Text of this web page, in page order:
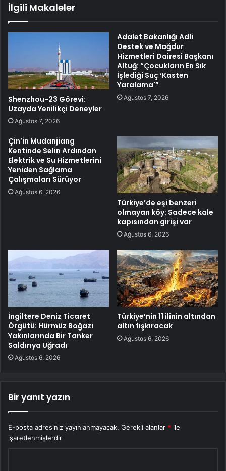
İlgili Makaleler
Shenzhou-23 Görevi:
Uzayda Yenilikçi Deneyler
Ağustos 7, 2026
Adalet Bakanlığı Adli
Destek ve Mağdur
Hizmetleri Dairesi Başkanı
Altuğ: “Çocukların En Sık
İşlediği Suç ‘Kasten
Yaralama'”
Ağustos 7, 2026
Çin’in Mudanjiang
Kentinde Selin Ardından
Elektrik ve Su Hizmetlerini
Yeniden Sağlama
Çalışmaları Sürüyor
Ağustos 6, 2026
Türkiye’de eşi benzeri
olmayan köy: Sadece kale
kapısından girişi var
Ağustos 6, 2026
İngiltere Deniz Ticaret
Örgütü: Hürmüz Boğazı
Yakınlarında Bir Tanker
Saldırıya Uğradı
Ağustos 6, 2026
Türkiye’nin 11 ilinin altından
altın fışkıracak
Ağustos 6, 2026
Bir yanıt yazın
E-posta adresiniz yayınlanmayacak. Gerekli alanlar * ile
işaretlenmişlerdir